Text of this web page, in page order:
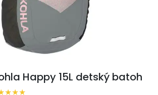
Happy 15L detský batoh